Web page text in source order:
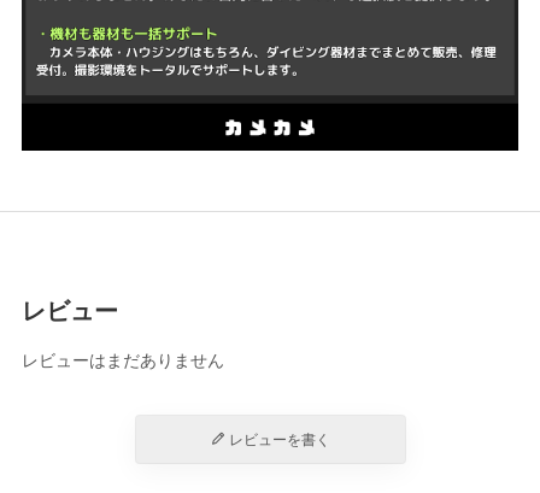
レビュー
レビューはまだありません
レビューを書く